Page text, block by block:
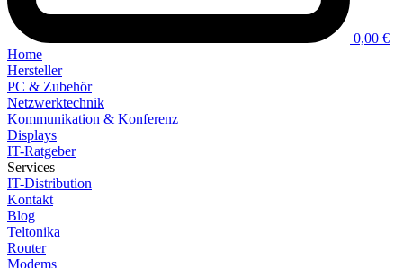
0,00 €
Home
Hersteller
PC & Zubehör
Netzwerktechnik
Kommunikation & Konferenz
Displays
IT-Ratgeber
Services
IT-Distribution
Kontakt
Blog
Teltonika
Router
Modems